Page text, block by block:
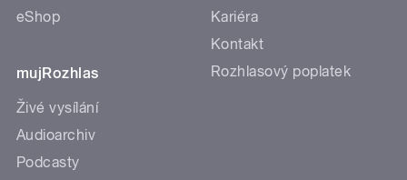
eShop
mujRozhlas
Živé vysílání
Audioarchiv
Podcasty
Kariéra
Kontakt
Rozhlasový poplatek